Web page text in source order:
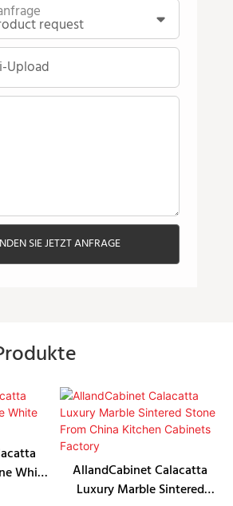
Upload
SIE JETZT ANFRAGE
White
AllandCabinet Calacatta
Luxury Marble Sintered